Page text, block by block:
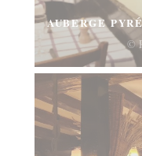
AUBERGE
©